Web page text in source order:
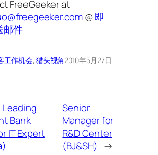
FreeGeeker at
@即
邮件
工作机会, 猎头视角2010年5月27日
Leading
Bank
IT Expert
Senior
Manager for
R&D Center
(BJ&SH) →